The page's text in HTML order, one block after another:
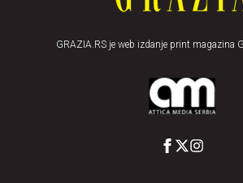
GRAZIA.RS je web izdanje print magazina